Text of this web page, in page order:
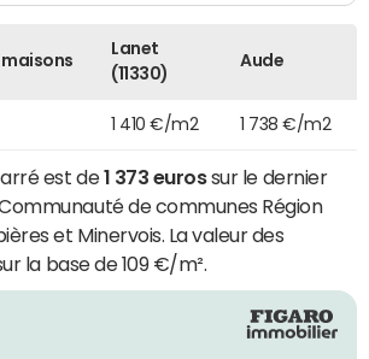
Lanet
(11330)
Aude
1 410 €/m2 1 738 €/m2
est de1 373 eurossur le dernier
de communes Région
et Minervois. La valeur des
la base de 109 €/m².